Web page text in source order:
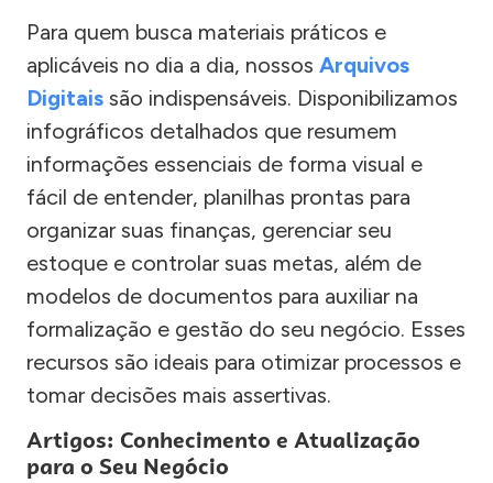
Para quem busca materiais práticos e
aplicáveis no dia a dia, nossos Arquivos
Digitais são indispensáveis. Disponibilizamos
infográficos detalhados que resumem
informações essenciais de forma visual e
fácil de entender, planilhas prontas para
organizar suas finanças, gerenciar seu
estoque e controlar suas metas, além de
modelos de documentos para auxiliar na
formalização e gestão do seu negócio. Esses
recursos são ideais para otimizar processos e
tomar decisões mais assertivas.
Artigos: Conhecimento e Atualização
para o Seu Negócio